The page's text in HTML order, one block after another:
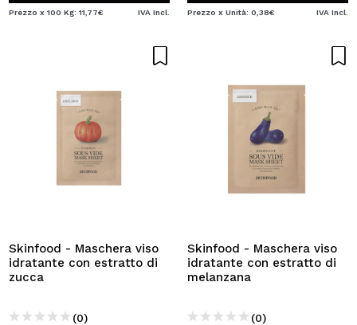
Prezzo x 100 Kg: 11,77€ IVA Incl. Prezzo x Unità: 0,38€ IVA Incl.
Skinfood - Maschera viso
idratante con estratto di
zucca
(0)
Skinfood - Maschera viso
idratante con estratto di
melanzana
(0)